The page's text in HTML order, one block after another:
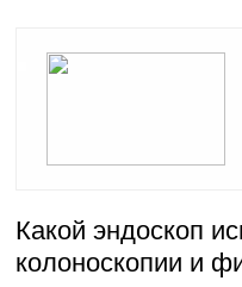
Какой эндоскоп
колоноскопии и